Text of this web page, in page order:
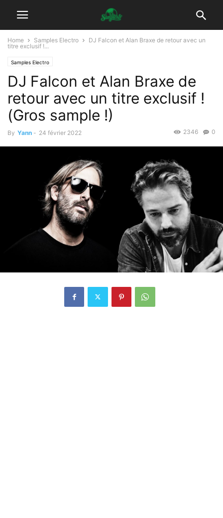
Home Samples Electro
DJ Falcon et Alan Braxe de retour avec un
titre exclusif !...
Samples Electro
DJ Falcon et Alan Braxe de
retour avec un titre exclusif !
(Gros sample !)
By Yann - 24 février 2022 0
2346